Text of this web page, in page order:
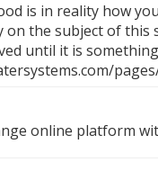
is in reality how
the subject of this
until it is
online platform